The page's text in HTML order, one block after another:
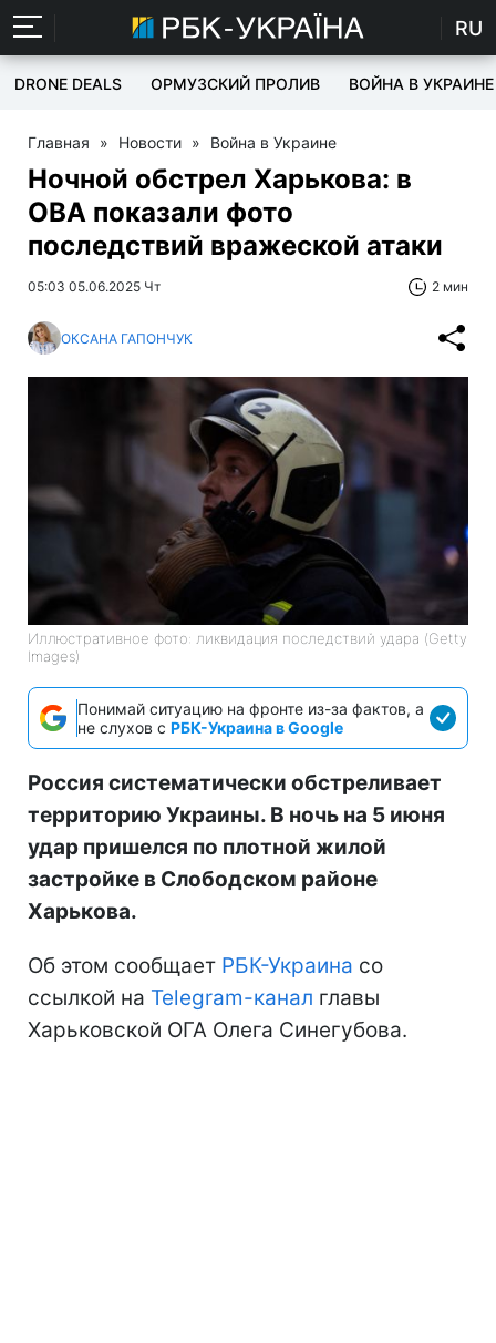
RU
DRONE DEALS ОРМУЗСКИЙ ПРОЛИВ ВОЙНА В УКРАИНЕ
Главная » Новости » Война в Украине
Ночной обстрел Харькова: в
ОВА показали фото
последствий вражеской атаки
05:03 05.06.2025 Чт 2 мин
ОКСАНА ГАПОНЧУК
Иллюстративное фото: ликвидация последствий удара (Getty
Images)
Понимай ситуацию на фронте из-за фактов, а
не слухов с РБК-Украина в Google
Россия систематически обстреливает
территорию Украины. В ночь на 5 июня
удар пришелся по плотной жилой
застройке в Слободском районе
Харькова.
Об этом сообщает РБК-Украина со
ссылкой на Telegram-канал главы
Харьковской ОГА Олега Синегубова.